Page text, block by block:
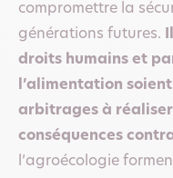
compromettre la
générations futures.
droits humains et
l’alimentation
arbitrages à
conséquences
l’agroécologie